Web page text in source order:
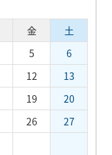
金
土
5
6
12
13
19
20
26
27